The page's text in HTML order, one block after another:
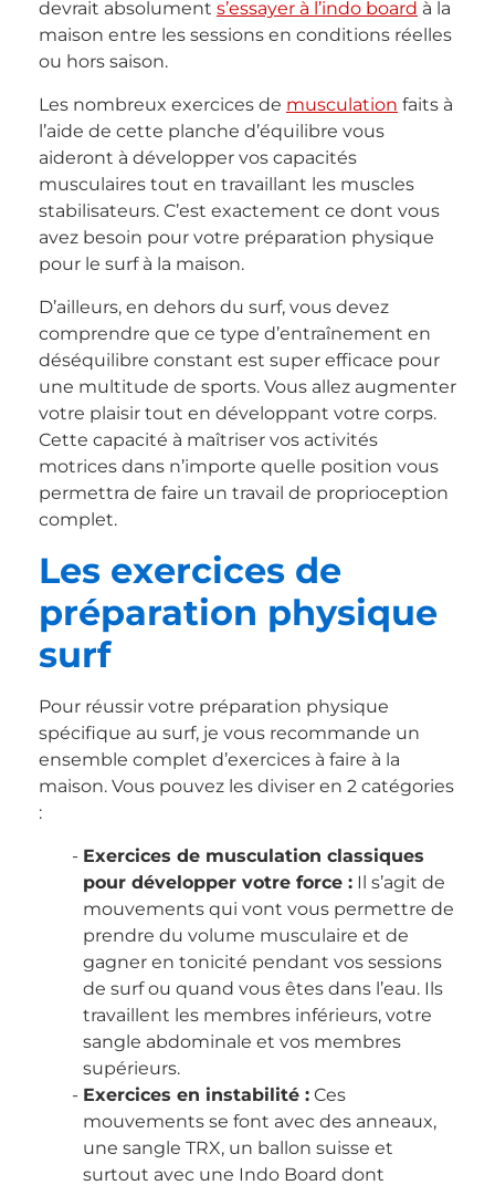
devrait absolument s’essayer à l’indo board à la
maison entre les sessions en conditions réelles
ou hors saison.
Les nombreux exercices de musculation faits à
l’aide de cette planche d’équilibre vous
aideront à développer vos capacités
musculaires tout en travaillant les muscles
stabilisateurs. C’est exactement ce dont vous
avez besoin pour votre préparation physique
pour le surf à la maison.
D’ailleurs, en dehors du surf, vous devez
comprendre que ce type d’entraînement en
déséquilibre constant est super efficace pour
une multitude de sports. Vous allez augmenter
votre plaisir tout en développant votre corps.
Cette capacité à maîtriser vos activités
motrices dans n’importe quelle position vous
permettra de faire un travail de proprioception
complet.
Les exercices de
préparation physique
surf
Pour réussir votre préparation physique
spécifique au surf, je vous recommande un
ensemble complet d’exercices à faire à la
maison. Vous pouvez les diviser en 2 catégories
:
Exercices de musculation classiques
pour développer votre force : Il s’agit de
mouvements qui vont vous permettre de
prendre du volume musculaire et de
gagner en tonicité pendant vos sessions
de surf ou quand vous êtes dans l’eau. Ils
travaillent les membres inférieurs, votre
sangle abdominale et vos membres
supérieurs.
Exercices en instabilité : Ces
mouvements se font avec des anneaux,
une sangle TRX, un ballon suisse et
surtout avec une Indo Board dont